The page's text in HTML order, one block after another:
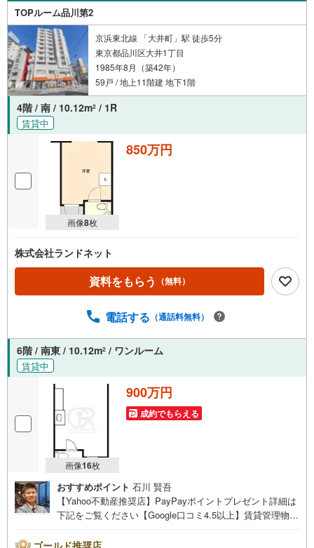
で、空室または所有者居住中等のものについては、周辺の
賃料相場に基づき、満室時を想定して表示しています。
TOPルーム品川第2
京浜東北線 「大井町」駅 徒歩5分
東京都品川区大井1丁目
1985年8月（築42年）
59戸 / 地上11階建 地下1階
4階 / 南 / 10.12m2 / 1R
賃貸中
画像8枚
850万円
株式会社ランドネット
資料をもらう （無料）
電話する （通話料無料）
6階 / 南東 / 10.12m2 / ワンルーム
賃貸中
画像16枚
900万円
成約でもらえる
おすすめポイント 石川 賢吾
【Yahoo不動産推奨店】PayPayポイントプレゼント詳細は
下記をご覧ください【Google口コミ4.5以上】賃貸管理物件
介です。投資用マンションを購入する際、最大のリスクは
ゴールド推奨店